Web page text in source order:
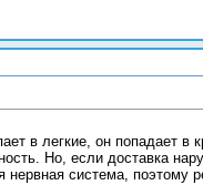
в легкие, он попадает в
Но, если доставка
система, поэтому